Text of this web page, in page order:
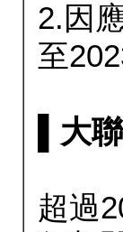
2.因
至
▌大
超過